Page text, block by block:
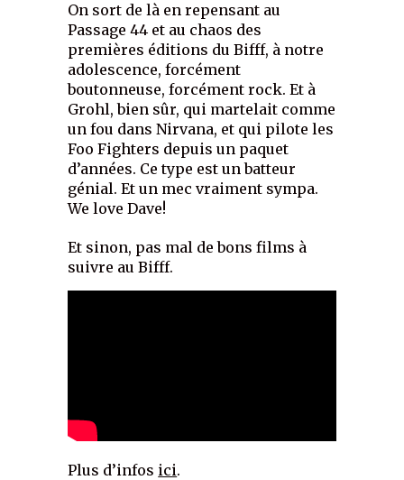
On sort de là en repensant au
Passage 44 et au chaos des
premières éditions du Bifff, à notre
adolescence, forcément
boutonneuse, forcément rock. Et à
Grohl, bien sûr, qui martelait comme
un fou dans Nirvana, et qui pilote les
Foo Fighters depuis un paquet
d’années. Ce type est un batteur
génial. Et un mec vraiment sympa.
We love Dave!
Et sinon, pas mal de bons films à
suivre au Bifff.
Plus d’infos ici.